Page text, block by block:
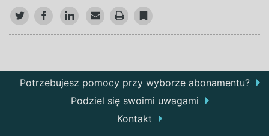
Potrzebujesz pomocy przy wyborze abonamentu?
Podziel się swoimi uwagami
Kontakt